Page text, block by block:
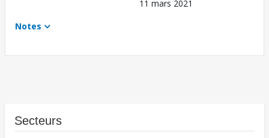
11 mars 2021
Notes
Secteurs